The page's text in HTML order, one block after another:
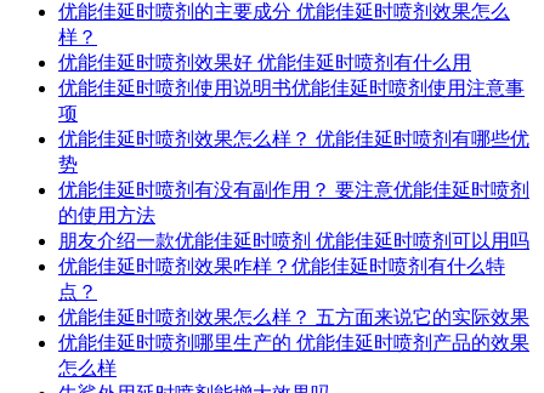
优能佳延时喷剂的主要成分 优能佳延时喷剂效果怎么
样？
优能佳延时喷剂效果好 优能佳延时喷剂有什么用
优能佳延时喷剂使用说明书优能佳延时喷剂使用注意事
项
优能佳延时喷剂效果怎么样？ 优能佳延时喷剂有哪些优
势
优能佳延时喷剂有没有副作用？ 要注意优能佳延时喷剂
的使用方法
朋友介绍一款优能佳延时喷剂 优能佳延时喷剂可以用吗
优能佳延时喷剂效果咋样？优能佳延时喷剂有什么特
点？
优能佳延时喷剂效果怎么样？ 五方面来说它的实际效果
优能佳延时喷剂哪里生产的 优能佳延时喷剂产品的效果
怎么样